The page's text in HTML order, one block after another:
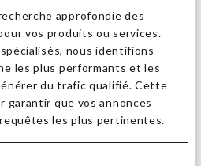
approfondie des
vos produits ou services.
nous identifions
les plus performants et les
du trafic qualifié. Cette
garantir que vos annonces
les plus pertinentes.